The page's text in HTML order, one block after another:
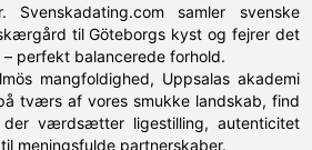
Svenskadating.com samler svenske
til Göteborgs kyst og fejrer det
perfekt balancerede forhold.
mangfoldighed, Uppsalas akademi
tværs af vores smukke landskab, find
der værdsætter ligestilling, autenticitet
meningsfulde partnerskaber.